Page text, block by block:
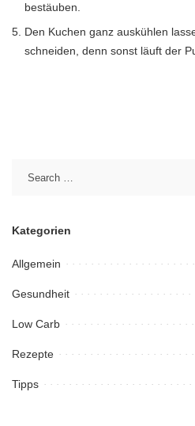
bestäuben.
Den Kuchen ganz auskühlen
schneiden, denn sonst läuft der
Kategorien
Allgemein
Gesundheit
Low Carb
Rezepte
Tipps